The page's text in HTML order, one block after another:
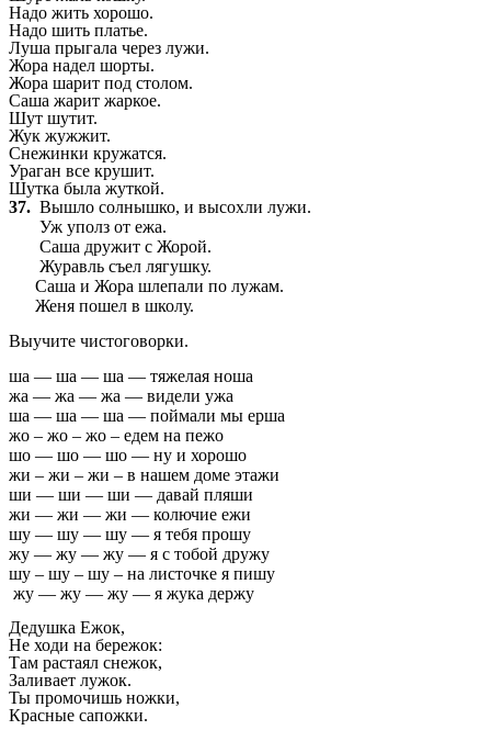
Надо жить хорошо.
Надо шить платье.
Луша прыгала через лужи.
Жора надел шорты.
Жора шарит под столом.
Саша жарит жаркое.
Шут шутит.
Жук жужжит.
Снежинки кружатся.
Ураган все крушит.
Шутка была жуткой.
37. Вышло солнышко, и высохли лужи.
Уж уполз от ежа.
Саша дружит с Жорой.
Журавль съел лягушку.
Саша и Жора шлепали по лужам.
Женя пошел в школу.
Выучите чистоговорки.
ша — ша — ша — тяжелая ноша
жа — жа — жа — видели ужа
ша — ша — ша — поймали мы ерша
жо – жо – жо – едем на пежо
шо — шо — шо — ну и хорошо
жи – жи – жи – в нашем доме этажи
ши — ши — ши — давай пляши
жи — жи — жи — колючие ежи
шу — шу — шу — я тебя прошу
жу — жу — жу — я с тобой дружу
шу – шу – шу – на листочке я пишу
жу — жу — жу — я жука держу
Дедушка Ежок,
Не ходи на бережок:
Там растаял снежок,
Заливает лужок.
Ты промочишь ножки,
Красные сапожки.